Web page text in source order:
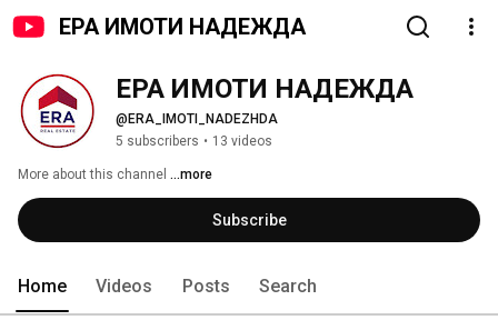
ЕРА ИМОТИ НАДЕЖДА
ЕРА ИМОТИ НАДЕЖДА
@ERA_IMOTI_NADEZHDA
5 subscribers • 13 videos
More about this channel ...more
Subscribe
Home Videos Posts Search